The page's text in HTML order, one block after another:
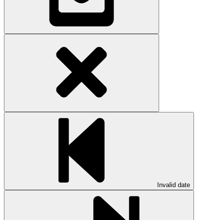
Invalid date